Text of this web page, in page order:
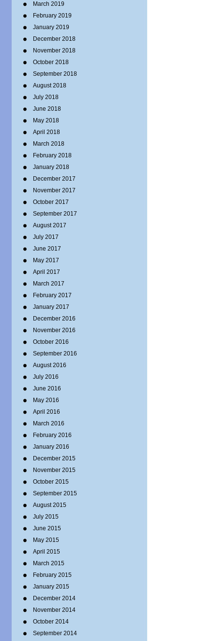
March 2019
February 2019
January 2019
December 2018
November 2018
October 2018
September 2018
August 2018
July 2018
June 2018
May 2018
April 2018
March 2018
February 2018
January 2018
December 2017
November 2017
October 2017
September 2017
August 2017
July 2017
June 2017
May 2017
April 2017
March 2017
February 2017
January 2017
December 2016
November 2016
October 2016
September 2016
August 2016
July 2016
June 2016
May 2016
April 2016
March 2016
February 2016
January 2016
December 2015
November 2015
October 2015
September 2015
August 2015
July 2015
June 2015
May 2015
April 2015
March 2015
February 2015
January 2015
December 2014
November 2014
October 2014
September 2014